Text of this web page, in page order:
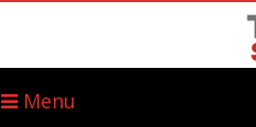
Menu